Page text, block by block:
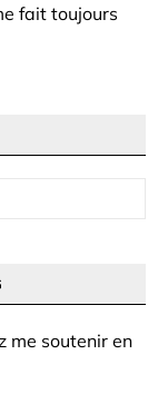
fait toujours
me soutenir en